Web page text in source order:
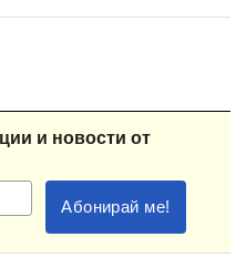
и новости от